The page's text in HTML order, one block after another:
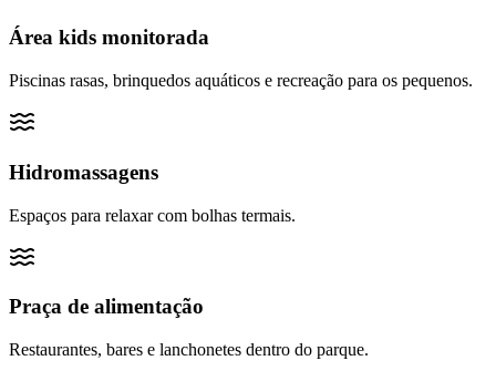
Área kids monitorada
Piscinas rasas, brinquedos aquáticos e recreação para os pequenos.
Hidromassagens
Espaços para relaxar com bolhas termais.
Praça de alimentação
Restaurantes, bares e lanchonetes dentro do parque.